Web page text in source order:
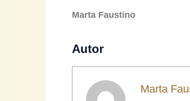
Marta Faustino
Autor
Marta